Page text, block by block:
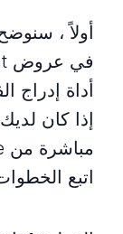
أولاً ،
إذا كان
اتبع